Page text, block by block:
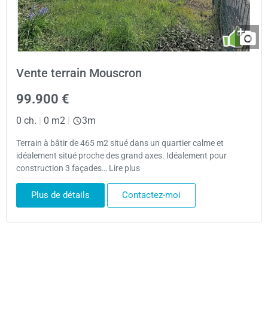
Vente terrain Mouscron
99.900 €
0 ch. 0 m2 3m
Terrain à bâtir de 465 m2 situé dans un quartier calme et
idéalement situé proche des grand axes. Idéalement pour
construction 3 façades… Lire plus
Plus de détails Contactez-moi